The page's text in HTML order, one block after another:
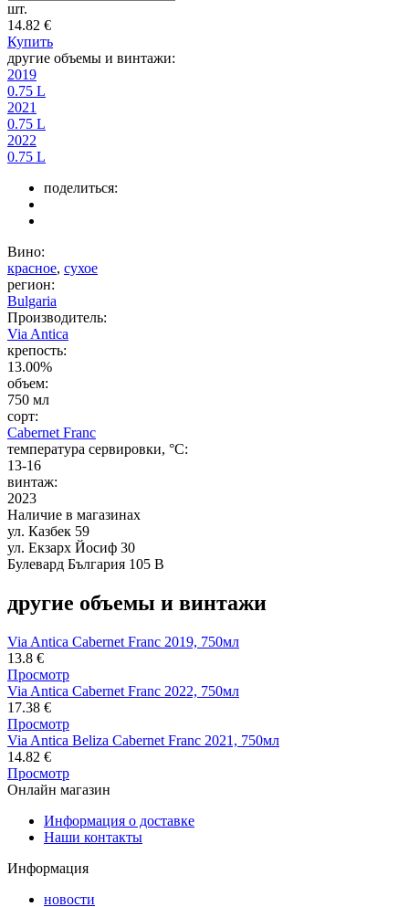
шт.
14.82 €
Купить
другие объемы и винтажи:
2019
0.75 L
2021
0.75 L
2022
0.75 L
поделиться:
Вино:
красное, сухое
регион:
Bulgaria
Производитель:
Via Antica
крепость:
13.00%
объем:
750 мл
сорт:
Cabernet Franc
температура сервировки, °C:
13-16
винтаж:
2023
Наличие в магазинах
ул. Казбек 59
ул. Екзарх Йосиф 30
Булевард България 105 В
другие объемы и винтажи
Via Antica Cabernet Franc 2019, 750мл
13.8 €
Просмотр
Via Antica Cabernet Franc 2022, 750мл
17.38 €
Просмотр
Via Antica Beliza Cabernet Franc 2021, 750мл
14.82 €
Просмотр
Онлайн магазин
Информация о доставке
Наши контакты
Информация
новости